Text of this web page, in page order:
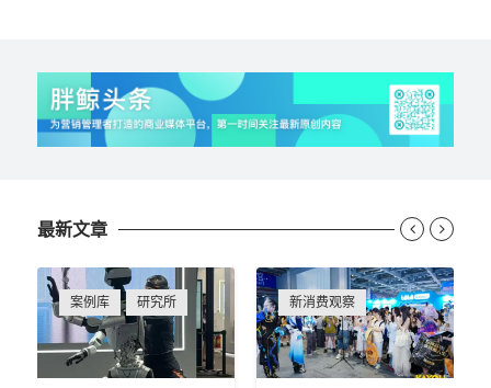
最新文章
案例库 研究所 新消费观察
 